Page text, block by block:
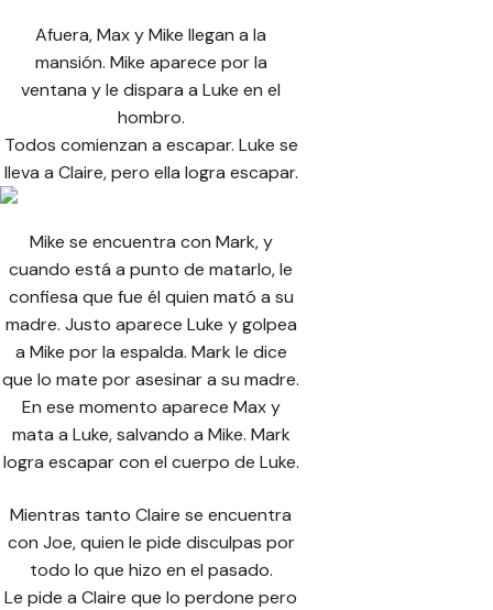
Afuera, Max y Mike llegan a la
mansión. Mike aparece por la
ventana y le dispara a Luke en el
hombro.
Todos comienzan a escapar. Luke se
lleva a Claire, pero ella logra escapar.
Mike se encuentra con Mark, y
cuando está a punto de matarlo, le
confiesa que fue él quien mató a su
madre. Justo aparece Luke y golpea
a Mike por la espalda. Mark le dice
que lo mate por asesinar a su madre.
En ese momento aparece Max y
mata a Luke, salvando a Mike. Mark
logra escapar con el cuerpo de Luke.
Mientras tanto Claire se encuentra
con Joe, quien le pide disculpas por
todo lo que hizo en el pasado.
Le pide a Claire que lo perdone pero